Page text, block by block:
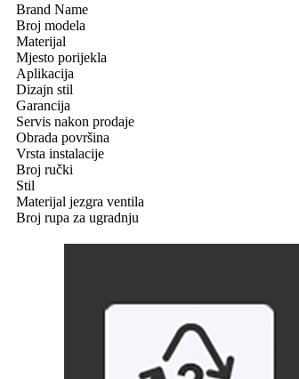
Brand Name
Broj modela
Materijal
Mjesto porijekla
Aplikacija
Dizajn stil
Garancija
Servis nakon prodaje
Obrada površina
Vrsta instalacije
Broj ručki
Stil
Materijal jezgra ventila
Broj rupa za ugradnju